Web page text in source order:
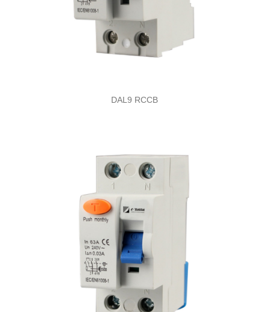
DAL9 RCCB